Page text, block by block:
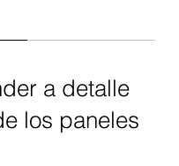
a detalle
los paneles